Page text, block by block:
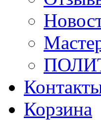
Корзина